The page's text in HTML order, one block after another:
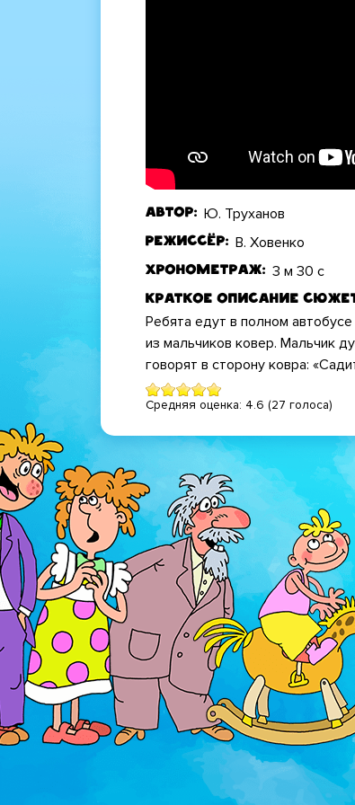
Автор Ю. Труханов
Режиссёр В. Ховенко
Хронометраж 3 м 30 с
Краткое описание
Ребята едут в полном
из мальчиков ковер. Мальчик
говорят в сторону ковра:
Средняя оценка: 4.6 (27 голоса)